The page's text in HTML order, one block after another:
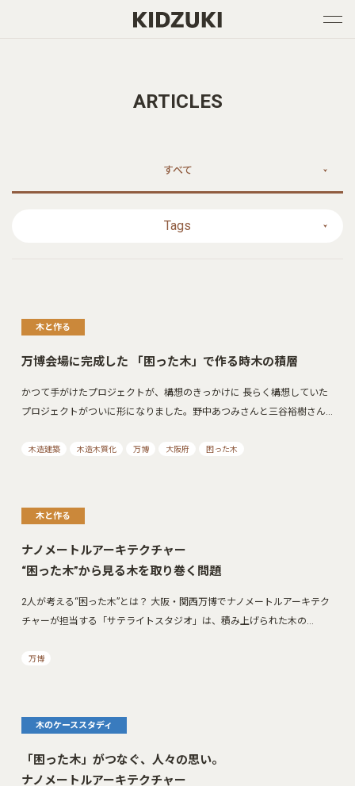
ARTICLES
すべて
Tags
木と作る
万博会場に完成した 「困った木」で作る時木の積層
かつて手がけたプロジェクトが、構想のきっかけに 長らく構想していた
プロジェクトがついに形になりました。野中あつみさんと三谷裕樹さん…
木造建築 木造木質化 万博 大阪府 困った木
木と作る
ナノメートルアーキテクチャー
“困った木”から見る木を取り巻く問題
2人が考える“困った木”とは？ 大阪・関西万博でナノメートルアーキテク
チャーが担当する「サテライトスタジオ」は、積み上げられた木の…
万博
木のケーススタディ
「困った木」がつなぐ、人々の思い。
ナノメートルアーキテクチャー